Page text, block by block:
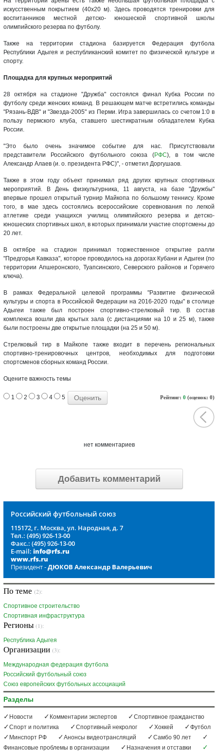
искусственным покрытием (40х20 м). Здесь проводятся тренировки для
воспитанников местной детско- юношеской спортивной школы
олимпийского резерва по футболу.
Также на территории стадиона базируется Федерация футбола
Республики Адыгея и республиканский комитет по физической культуре и
спорту.
Площадка для крупных мероприятий
28 октября на стадионе "Дружба" состоялся финал Кубка России по
футболу среди женских команд. В решающем матче встретились команды
"Рязань-ВДВ" и "Звезда-2005" из Перми. Игра завершилась со счетом 1:0 в
пользу пермского клуба, ставшего шестикратным обладателем Кубка
России.
"Это было очень значимое событие для нас. Присутствовали
представители Российского футбольного союза (РФС), в том числе
Александр Алаев (и. о. президента РФС)", - отметил Доргушаов.
Также в этом году объект принимал ряд других крупных спортивных
мероприятий. В День физкультурника, 11 августа, на базе "Дружбы"
впервые прошел открытый турнир Майкопа по большому теннису. Кроме
того, в мае здесь состоялись всероссийские соревнования по легкой
атлетике среди учащихся училищ олимпийского резерва и детско-
юношеских спортивных школ, в которых принимали участие спортсмены до
20 лет.
В октябре на стадион принимал торжественное открытие ралли
"Предгорья Кавказа", которое проводилось на дорогах Кубани и Адыгеи (по
территории Апшеронского, Туапсинского, Северского районов и Горячего
ключа).
В рамках Федеральной целевой программы "Развитие физической
культуры и спорта в Российской Федерации на 2016-2020 годы" в столице
Адыгеи также был построен спортивно-стрелковый тир. В состав
комплекса вошли два крытых зала (с дистанциями на 10 и 25 м), также
были построены две открытые площадки (на 25 и 50 м).
Стрелковый тир в Майкопе также входит в перечень региональных
спортивно-тренировочных центров, необходимых для подготовки
спортсменов сборных команд России.
Оцените важность темы
Рейтинг: 0 (оценок: 0)
1 2 3 4 5
нет комментариев
Добавить комментарий
Российский футбольный союз
115172, г. Москва, ул. Народная, д. 7
Тел.: (495) 926-13-00
Факс.: (495) 926-13-00
E-mail: info@rfs.ru
www.rfs.ru
Президент -ДЮКОВ Александр Валерьевич
По теме (2):
Спортивное строительство
Спортивная инфраструктура
Регионы (1):
Республика Адыгея
Организации (3):
Международная федерация футбола
Российский футбольный союз
Союз европейских футбольных ассоциаций
Разделы
Новости Комментарии экспертов
Спортивное гражданство
Спорт и политика
Спортивный некролог Хоккей
Футбол
Минспорт РФ
Анонсы видеотрансляций
Самбо 90 лет
Финансовые проблемы в организации
Назначения и отставки